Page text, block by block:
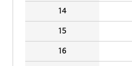
14
15
16